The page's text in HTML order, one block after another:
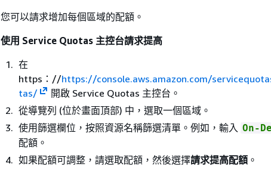
您可以請求增加每個區域的配額。
使用 Service Quotas 主控台請求提高
在
https：//https://console.aws.amazon.com/
tas/
開啟 Service Quotas 主控台。
從導覽列 (位於畫面頂部) 中，選取一個區域。
使用篩選欄位，按照資源名稱篩選清單。例如，輸入 On-
配額。
如果配額可調整，請選取配額，然後選擇請求提高配額 。